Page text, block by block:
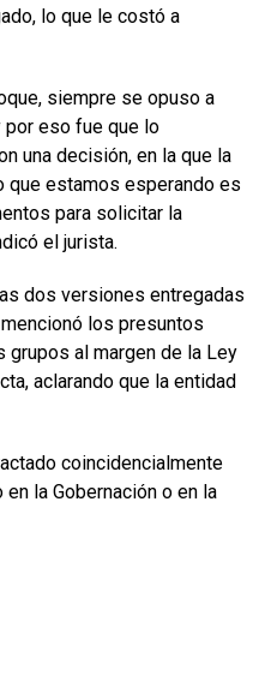
lo que le costó a
siempre se opuso a
eso fue que lo
una decisión, en la que la
que estamos esperando es
para solicitar la
el jurista.
dos versiones entregadas
mencionó los presuntos
al margen de la Ley
aclarando que la entidad
coincidencialmente
la Gobernación o en la